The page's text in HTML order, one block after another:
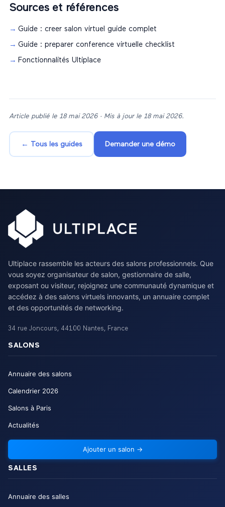
Sources et références
Guide : creer salon virtuel guide complet
Guide : preparer conference virtuelle checklist
Fonctionnalités Ultiplace
Article publié le 18 mai 2026· Mis à jour le 18 mai 2026.
← Tous les guides Demander une démo
Ultiplace rassemble les acteurs des salons professionnels. Que
vous soyez organisateur de salon, gestionnaire de salle,
exposant ou visiteur, rejoignez une communauté dynamique et
accédez à des salons virtuels innovants, un annuaire complet
et des opportunités de networking.
34 rue Joncours, 44100 Nantes, France
SALONS
Annuaire des salons
Calendrier 2026
Salons à Paris
Actualités
Ajouter un salon →
SALLES
Annuaire des salles